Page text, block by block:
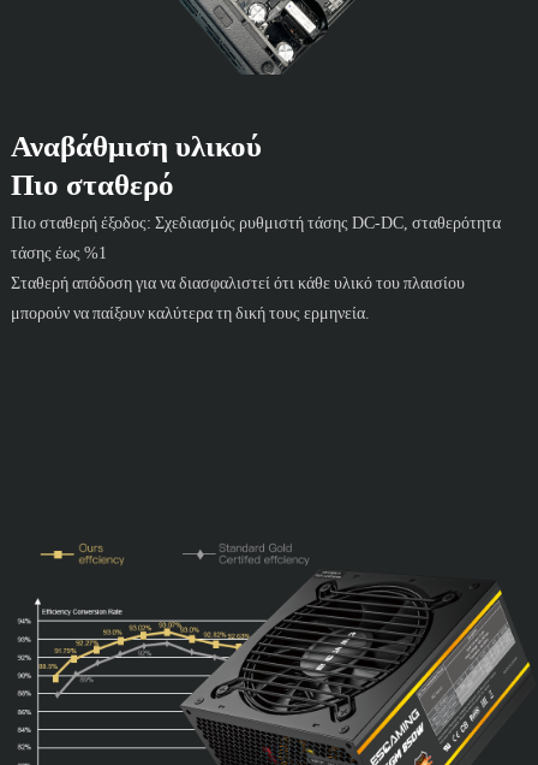
Αναβάθμιση υλικού
Πιο σταθερό
Πιο σταθερή έξοδος: Σχεδιασμός ρυθμιστή τάσης DC-DC, σταθερότητα
τάσης έως %1
Σταθερή απόδοση για να διασφαλιστεί ότι κάθε υλικό του πλαισίου
μπορούν να παίξουν καλύτερα τη δική τους ερμηνεία.